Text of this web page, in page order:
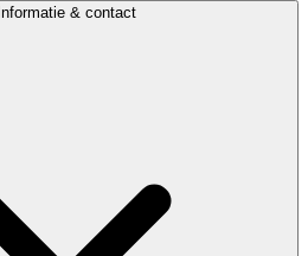
Informatie & contact